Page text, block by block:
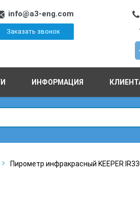
info@a3-eng.com
Заказать звонок
ИНФОРМАЦИЯ
Пирометр инфракрасный KEEPER